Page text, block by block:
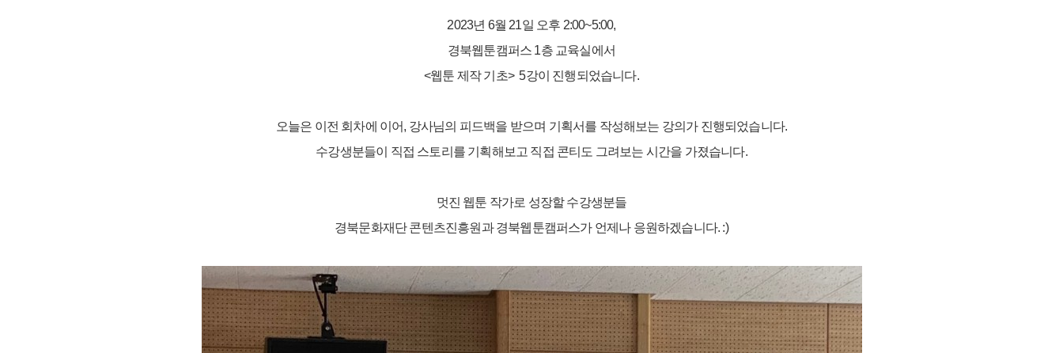
2023년 6월 21일 오후 2:00~5:00,
경북웹툰캠퍼스 1층 교육실에서
<웹툰 제작 기초> 5강이 진행되었습니다.
오늘은 이전 회차에 이어, 강사님의 피드백을 받으며 기획서를 작성해보는 강의가진행되었습니다.
수강생분들이 직접 스토리를 기획해보고 직접 콘티도 그려보는 시간을 가졌습니다.
멋진 웹툰 작가로 성장할 수강생분들
경북문화재단 콘텐츠진흥원과 경북웹툰캠퍼스가 언제나 응원하겠습니다. :)